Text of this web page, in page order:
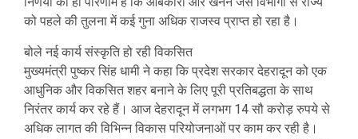
को पहले की तुलना में कई गुना अधिक राजस्व प्राप्त हो रहा है।
बोले नई कार्य संस्कृति हो रही विकसित
मुख्यमंत्री पुष्कर सिंह धामी ने कहा कि प्रदेश सरकार देहरादून को एक
आधुनिक और विकसित शहर बनाने के लिए पूरी प्रतिबद्धता के साथ
निरंतर कार्य कर रहे हैं। आज देहरादून में लगभग 14 सौ करोड़ रुपये से
अधिक लागत की विभिन्न विकास परियोजनाओं पर काम कर रही है।